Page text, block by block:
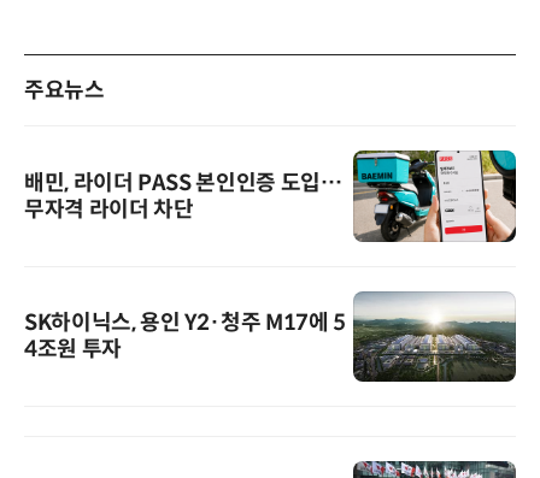
주요뉴스
배민, 라이더 PASS 본인인증 도입…
무자격 라이더 차단
SK하이닉스, 용인 Y2·청주 M17에 5
4조원 투자